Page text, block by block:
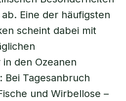
Eine der häufigsten
scheint dabei mit
den Ozeanen
Bei Tagesanbruch
und Wirbellose –